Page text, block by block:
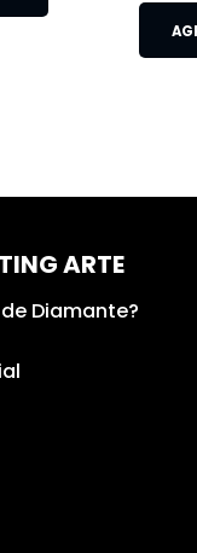
ARTE
Diamante?